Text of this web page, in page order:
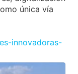
única vía
innovadoras-